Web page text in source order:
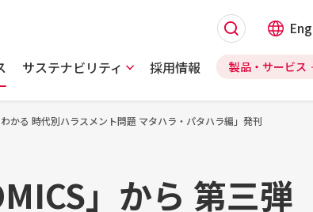
サステナビリティ 採用情報 製品・サービス
かる 時代別ハラスメント問題 マタハラ・パタハラ編」発刊
」から 第三弾